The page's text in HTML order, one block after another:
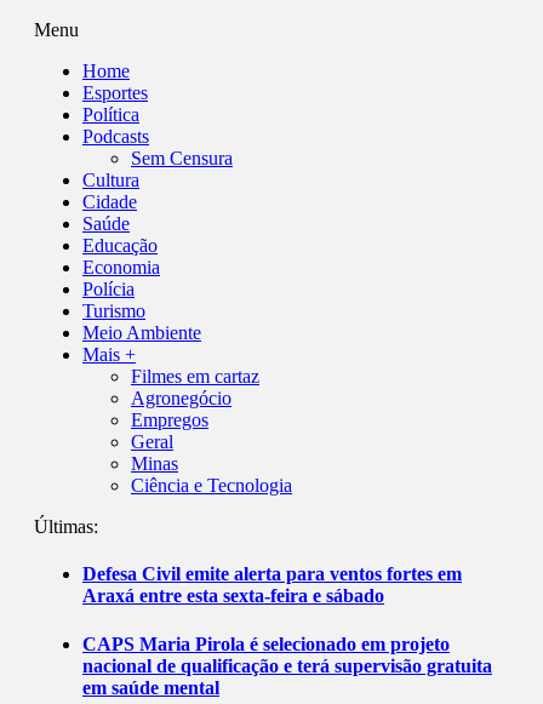
Menu
Home
Esportes
Política
Podcasts
Sem Censura
Cultura
Cidade
Saúde
Educação
Economia
Polícia
Turismo
Meio Ambiente
Mais +
Filmes em cartaz
Agronegócio
Empregos
Geral
Minas
Ciência e Tecnologia
Últimas:
Defesa Civil emite alerta para ventos fortes em
Araxá entre esta sexta-feira e sábado
CAPS Maria Pirola é selecionado em projeto
nacional de qualificação e terá supervisão gratuita
em saúde mental